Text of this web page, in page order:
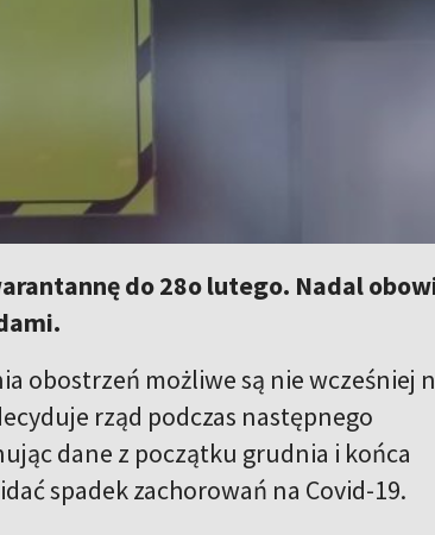
do 28o lutego. Nadal
obostrzeń możliwe są nie wcześniej
rząd podczas następnego
dane z początku grudnia i końca
spadek zachorowań na Covid-19.